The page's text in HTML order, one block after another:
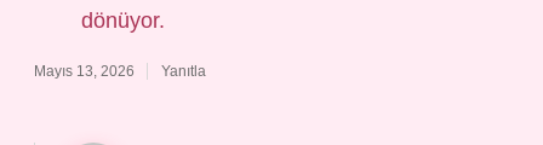
dönüyor.
Mayıs 13, 2026 Yanıtla